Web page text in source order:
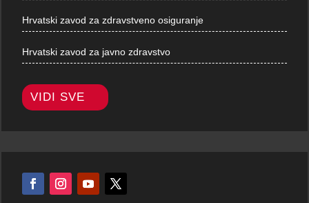
Hrvatski zavod za zdravstveno osiguranje
Hrvatski zavod za javno zdravstvo
VIDI SVE